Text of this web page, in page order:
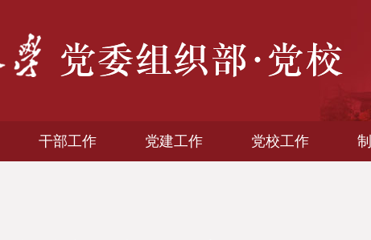
干部工作 党建工作 党校工作